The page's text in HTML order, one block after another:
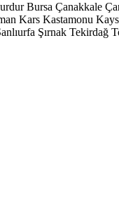
Bursa Çanakkale
Kars Kastamonu
Şırnak Tekirdağ